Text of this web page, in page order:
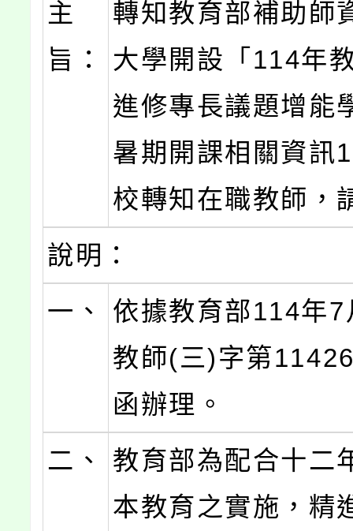
主
旨：
轉知教育部補助師
大學開設「114年
進修專長議題增能
暑期開課相關資訊
校轉知在職教師，
說明：
一、
依據教育部114年
教師(三)字第
函辦理。
二、
教育部為配合十二
本教育之實施，精